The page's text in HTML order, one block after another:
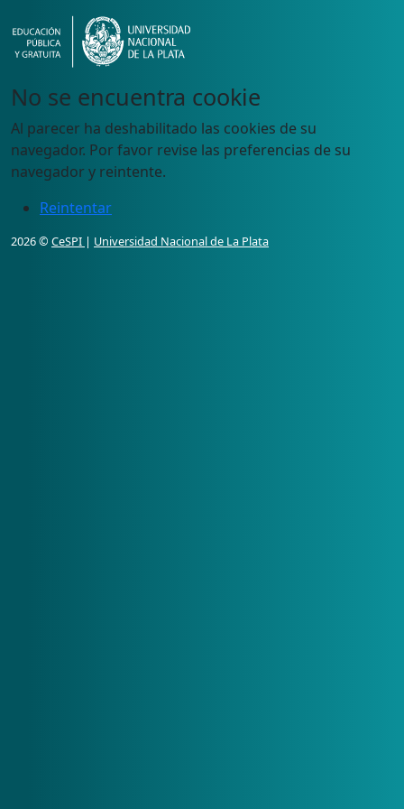
No se encuentra cookie
Al parecer ha deshabilitado las cookies de su
navegador. Por favor revise las preferencias de su
navegador y reintente.
Reintentar
2026 © CeSPI | Universidad Nacional de La Plata